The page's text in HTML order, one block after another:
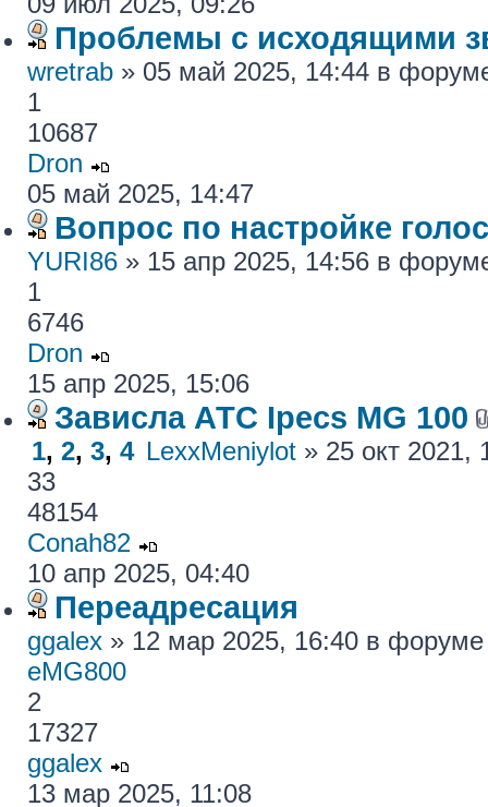
Проблемы с исходящими
wretrab » 05 май 2025, 14:44 в
1
10687
Dron
05 май 2025, 14:47
Вопрос по настройке
YURI86 » 15 апр 2025, 14:56 в
1
6746
Dron
15 апр 2025, 15:06
Зависла АТС Ipecs MG 100
1, 2, 3, 4 LexxMeniylot » 25 окт
33
48154
Conah82
10 апр 2025, 04:40
Переадресация
ggalex » 12 мар 2025, 16:40 в
eMG800
2
17327
ggalex
13 мар 2025, 11:08